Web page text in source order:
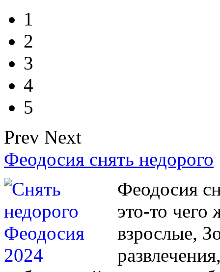
1
2
3
4
5
Prev Next
Феодосия снять недорого
Феодосия
это-то чего
взрослые,